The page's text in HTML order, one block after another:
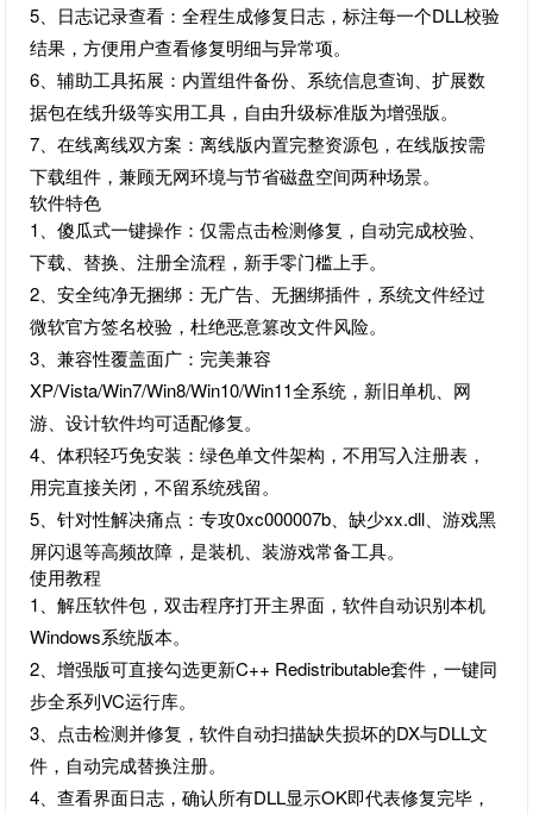
5、日志记录查看：全程生成修复日志，标注每一个DLL校验
结果，方便用户查看修复明细与异常项。
6、辅助工具拓展：内置组件备份、系统信息查询、扩展数
据包在线升级等实用工具，自由升级标准版为增强版。
7、在线离线双方案：离线版内置完整资源包，在线版按需
下载组件，兼顾无网环境与节省磁盘空间两种场景。
软件特色
1、傻瓜式一键操作：仅需点击检测修复，自动完成校验、
下载、替换、注册全流程，新手零门槛上手。
2、安全纯净无捆绑：无广告、无捆绑插件，系统文件经过
微软官方签名校验，杜绝恶意篡改文件风险。
3、兼容性覆盖面广：完美兼容
XP/Vista/Win7/Win8/Win10/Win11全系统，新旧单机、网
游、设计软件均可适配修复。
4、体积轻巧免安装：绿色单文件架构，不用写入注册表，
用完直接关闭，不留系统残留。
5、针对性解决痛点：专攻0xc000007b、缺少xx.dll、游戏黑
屏闪退等高频故障，是装机、装游戏常备工具。
使用教程
1、解压软件包，双击程序打开主界面，软件自动识别本机
Windows系统版本。
2、增强版可直接勾选更新C++ Redistributable套件，一键同
步全系列VC运行库。
3、点击检测并修复，软件自动扫描缺失损坏的DX与DLL文
件，自动完成替换注册。
4、查看界面日志，确认所有DLL显示OK即代表修复完毕，